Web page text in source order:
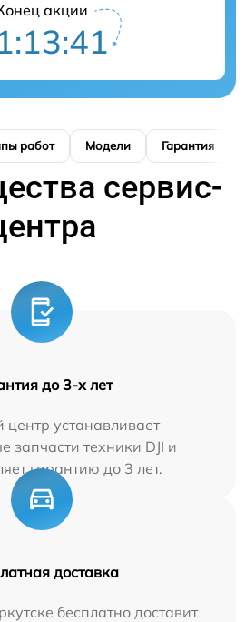
акции
работ Модели Гарантия
сервис-
до 3-х лет
устанавливает
запчасти техники DJI и
гарантию до 3 лет.
доставка
бесплатно доставит